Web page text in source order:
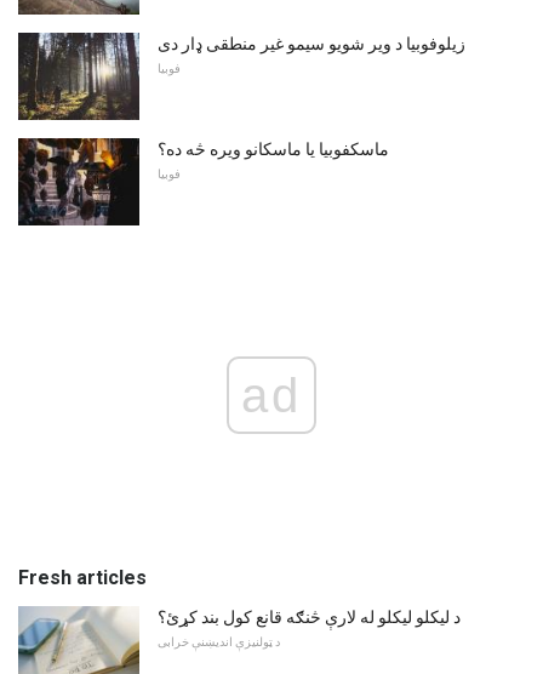
زیلوفوبیا د ویر شویو سیمو غیر منطقی ډار دی
فوبیا
ماسکفوبیا یا ماسکانو ویره څه ده؟
فوبیا
ad
Fresh articles
د لیکلو لیکلو له لارې څنګه قانع کول بند کړئ؟
د ټولنیزې اندیښنې خرابی